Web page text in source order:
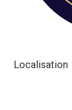
Localisation